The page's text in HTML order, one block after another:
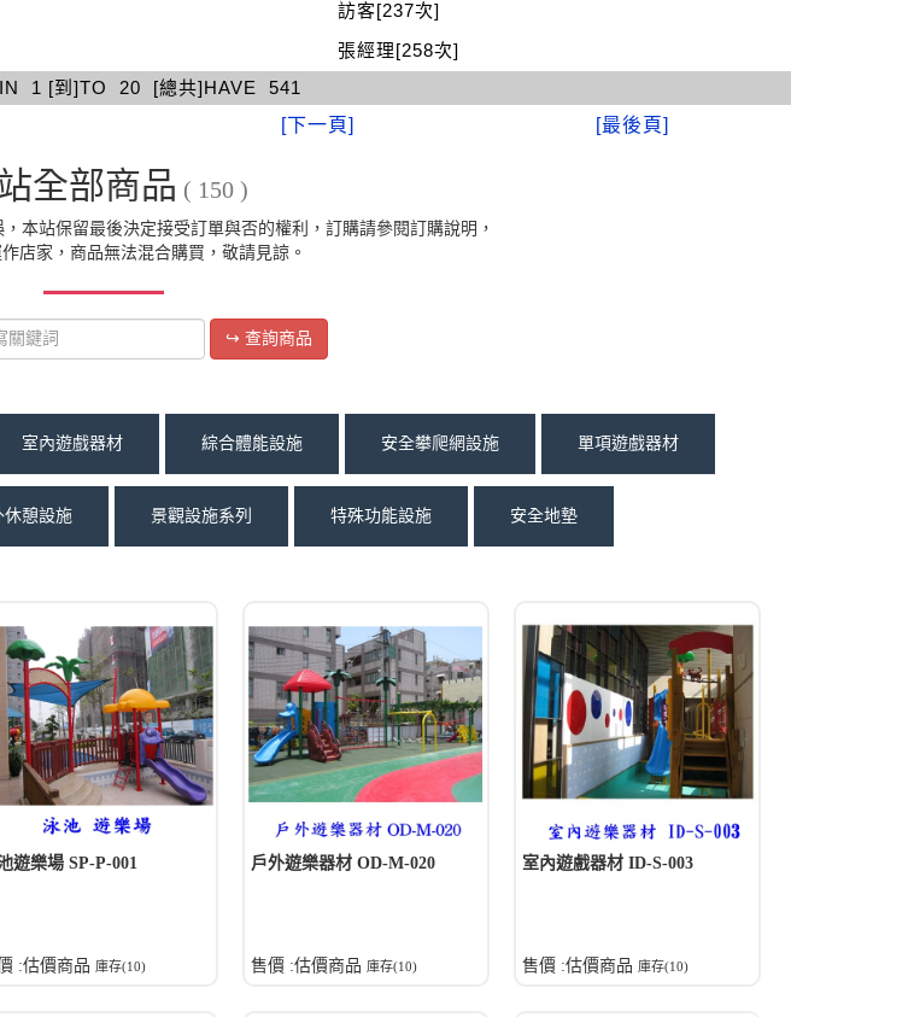
全部商品 ( 150 )
本站保留最後決定接受訂單與否的權利，訂購請參閱訂購說明，
店家，商品無法混合購買，敬請見諒。
↪ 查詢商品
室內遊戲器材 綜合體能設施 安全攀爬網設施 單項遊戲器材
休憩設施 景觀設施系列 特殊功能設施 安全地墊
遊樂場 SP-P-001
:估價商品 庫存(10)
戶外遊樂器材 OD-M-020
售價 :估價商品 庫存(10)
室內遊戲器材 ID-S-003
售價 :估價商品 庫存(10)